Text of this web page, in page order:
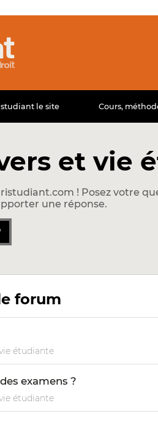
le site Cours,
et vie
! Posez votre
une réponse.
forum
étudiante
examens ?
étudiante